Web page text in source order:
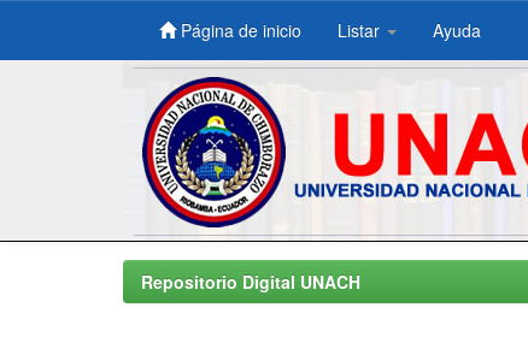
Skip
Página de inicio Listar Ayuda
Repositorio Digital UNACH